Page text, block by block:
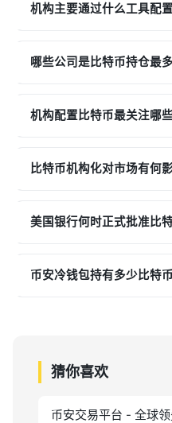
机构主要通过什么工具配
哪些公司是比特币持仓最
机构配置比特币最关注哪
比特币机构化对市场有何影
美国银行何时正式批准比
币安冷钱包持有多少比特币
猜你喜欢
币安交易平台 - 全球